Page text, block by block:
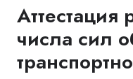
Аттестация
числа сил